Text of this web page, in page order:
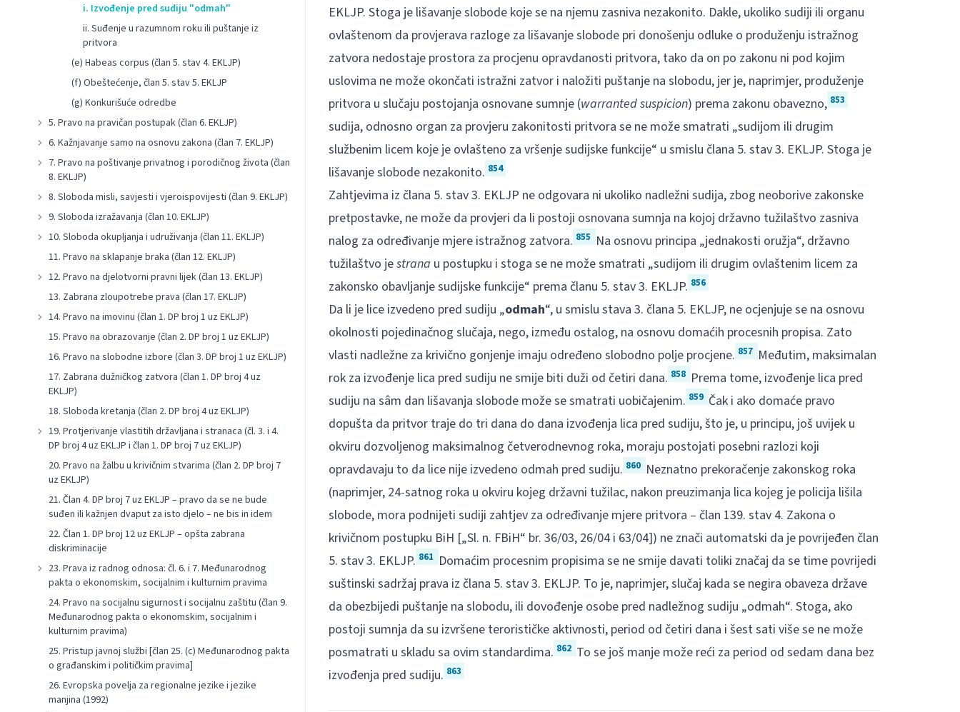
i. Izvođenje pred sudiju "odmah"
ii. Suđenje u razumnom roku ili puštanje iz
pritvora
(e) Habeas corpus (član 5. stav 4. EKLJP)
(f) Obeštećenje, član 5. stav 5. EKLJP
(g) Konkurišuće odredbe
5. Pravo na pravičan postupak (član 6. EKLJP)
6. Kažnjavanje samo na osnovu zakona (član 7. EKLJP)
7. Pravo na poštivanje privatnog i porodičnog života (član
8. EKLJP)
8. Sloboda misli, savjesti i vjeroispovijesti (član 9. EKLJP)
9. Sloboda izražavanja (član 10. EKLJP)
10. Sloboda okupljanja i udruživanja (član 11. EKLJP)
11. Pravo na sklapanje braka (član 12. EKLJP)
12. Pravo na djelotvorni pravni lijek (član 13. EKLJP)
13. Zabrana zloupotrebe prava (član 17. EKLJP)
14. Pravo na imovinu (član 1. DP broj 1 uz EKLJP)
15. Pravo na obrazovanje (član 2. DP broj 1 uz EKLJP)
16. Pravo na slobodne izbore (član 3. DP broj 1 uz EKLJP)
17. Zabrana dužničkog zatvora (član 1. DP broj 4 uz
EKLJP)
18. Sloboda kretanja (član 2. DP broj 4 uz EKLJP)
19. Protjerivanje vlastitih državljana i stranaca (čl. 3. i 4.
DP broj 4 uz EKLJP i član 1. DP broj 7 uz EKLJP)
20. Pravo na žalbu u krivičnim stvarima (član 2. DP broj 7
uz EKLJP)
21. Član 4. DP broj 7 uz EKLJP – pravo da se ne bude
suđen ili kažnjen dvaput za isto djelo – ne bis in idem
22. Član 1. DP broj 12 uz EKLJP – opšta zabrana
diskriminacije
23. Prava iz radnog odnosa: čl. 6. i 7. Međunarodnog
pakta o ekonomskim, socijalnim i kulturnim pravima
24. Pravo na socijalnu sigurnost i socijalnu zaštitu (član 9.
Međunarodnog pakta o ekonomskim, socijalnim i
kulturnim pravima)
25. Pristup javnoj službi [član 25. (c) Međunarodnog pakta
o građanskim i političkim pravima]
26. Evropska povelja za regionalne jezike i jezike
manjina (1992)
EKLJP. Stoga je lišavanje slobode koje se na njemu zasniva nezakonito. Dakle, ukoliko sudiji ili organu
ovlaštenom da provjerava razloge za lišavanje slobode pri donošenju odluke o produženju istražnog
zatvora nedostaje prostora za procjenu opravdanosti pritvora, tako da on po zakonu ni pod kojim
uslovima ne može okončati istražni zatvor i naložiti puštanje na slobodu, jer je, naprimjer, produženje
pritvora u slučaju postojanja osnovane sumnje (warranted suspicion) prema zakonu obavezno, 853
sudija, odnosno organ za provjeru zakonitosti pritvora se ne može smatrati „sudijom ili drugim
službenim licem koje je ovlašteno za vršenje sudijske funkcije“ u smislu člana 5. stav 3. EKLJP. Stoga je
lišavanje slobode nezakonito. 854
Zahtjevima iz člana 5. stav 3. EKLJP ne odgovara ni ukoliko nadležni sudija, zbog neoborive zakonske
pretpostavke, ne može da provjeri da li postoji osnovana sumnja na kojoj državno tužilaštvo zasniva
nalog za određivanje mjere istražnog zatvora. 855 Na osnovu principa „jednakosti oružja“, državno
tužilaštvo jestrana u postupku i stoga se ne može smatrati „sudijom ili drugim ovlaštenim licem za
zakonsko obavljanje sudijske funkcije“ prema članu 5. stav 3. EKLJP. 856
Da li je lice izvedeno pred sudiju „odmah“, u smislu stava 3. člana 5. EKLJP, ne ocjenjuje se na osnovu
okolnosti pojedinačnog slučaja, nego, između ostalog, na osnovu domaćih procesnih propisa. Zato
vlasti nadležne za krivično gonjenje imaju određeno slobodno polje procjene. 857 Međutim, maksimalan
rok za izvođenje lica pred sudiju ne smije biti duži od četiri dana. 858 Prema tome, izvođenje lica pred
sudiju na sâm dan lišavanja slobode može se smatrati uobičajenim. 859 Čak i ako domaće pravo
dopušta da pritvor traje do tri dana do dana izvođenja lica pred sudiju, što je, u principu, još uvijek u
okviru dozvoljenog maksimalnog četverodnevnog roka, moraju postojati posebni razlozi koji
opravdavaju to da lice nije izvedeno odmah pred sudiju. 860 Neznatno prekoračenje zakonskog roka
(naprimjer, 24-satnog roka u okviru kojeg državni tužilac, nakon preuzimanja lica kojeg je policija lišila
slobode, mora podnijeti sudiji zahtjev za određivanje mjere pritvora – član 139. stav 4. Zakona o
krivičnom postupku BiH [„Sl. n. FBiH“ br. 36/03, 26/04 i 63/04]) ne znači automatski da je povrijeđen član
5. stav 3. EKLJP. 861 Domaćim procesnim propisima se ne smije davati toliki značaj da se time povrijedi
suštinski sadržaj prava iz člana 5. stav 3. EKLJP. To je, naprimjer, slučaj kada se negira obaveza države
da obezbijedi puštanje na slobodu, ili dovođenje osobe pred nadležnog sudiju „odmah“. Stoga, ako
postoji sumnja da su izvršene terorističke aktivnosti, period od četiri dana i šest sati više se ne može
posmatrati u skladu sa ovim standardima. 862 To se još manje može reći za period od sedam dana bez
izvođenja pred sudiju. 863